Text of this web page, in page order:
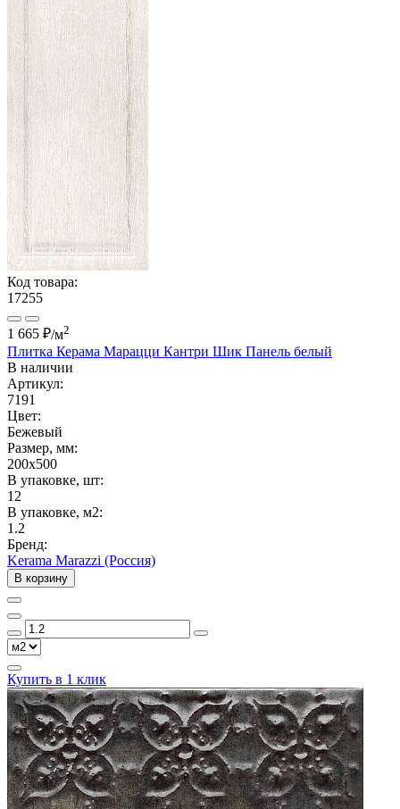
Код товара:
17255
1 665 ₽/м2
Плитка Керама Марацци Кантри Шик Панель белый
В наличии
Артикул:
7191
Цвет:
Бежевый
Размер, мм:
200x500
В упаковке, шт:
12
В упаковке, м2:
1.2
Бренд:
Kerama Marazzi (Россия)
В корзину
Купить в 1 клик